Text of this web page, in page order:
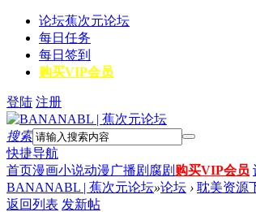
论坛蕉次元论坛
每日任务
每日签到
购买VIP会员
登陆 注册
搜索
快捷导航
首页漫画小说动漫广播剧 腐剧 购买VIP会员
BANANABL | 蕉次元论坛»论坛 › 耽美资源
返回列表 发新帖